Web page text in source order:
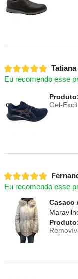
Tatiana
Eu recomendo esse
Gel-
Eu recomendo esse
Casaco